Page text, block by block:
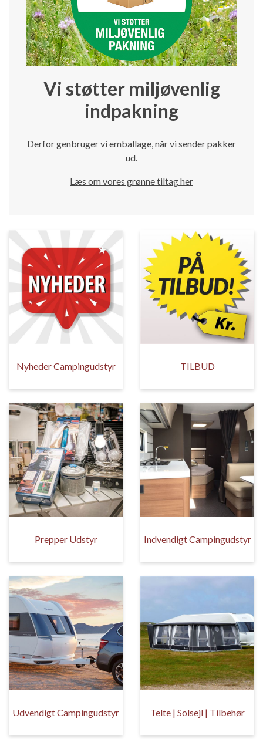
Vi støtter miljøvenlig
indpakning
Derfor genbruger vi emballage, når vi sender pakker
ud.
Læs om vores grønne tiltag her
Nyheder Campingudstyr TILBUD
Prepper Udstyr Indvendigt Campingudstyr
Udvendigt Campingudstyr Telte | Solsejl | Tilbehør